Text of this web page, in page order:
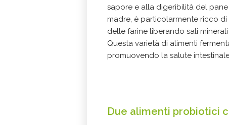
sapore e alla digeribilità del
madre, è particolarmente ricco
delle farine liberando sali
Questa varietà di alimenti
promuovendo la salute
Due alimenti probiotici